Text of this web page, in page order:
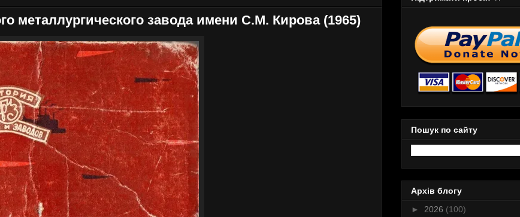
металлургического завода имени С.М. Кирова (1965)
Пошук по сайту
Архів блогу
► 2026 (100)